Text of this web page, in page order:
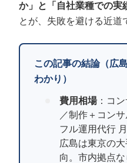
動画ディレクター
営業
インターン
マーケマネージャー
カスタマーサクセスマネージ
か」と「自社業種での実
とが、失敗を避ける近道
この記事の結論（広
わかり）
費用相場：コ
／制作＋コン
フル運用代行
広島は東京の
向。市内拠点